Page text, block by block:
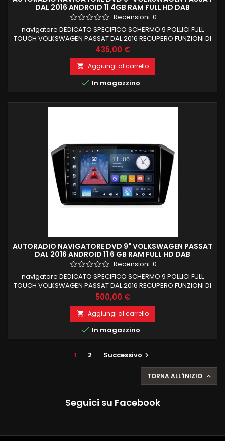
DAL 2016 ANDROID 11 4GB RAM FULL HD DAB
Recensioni: 0
navigatore DEDICATO SPECIFICO SCHERMO 9 POLLICI FULL
TOUCH VOLKSWAGEN PASSAT DAL 2016 RECUPERO FUNZIONI DI
BORDO PROCESSORE OCTACORE 4 GB RAM 64 GB ROM
ANDROID 11 carplay e android auto integrati wireless
FUNZIONE MIRRORLINK COMPATIBILE MODULO DAB+WIFI
INTEGRATO BLUETOOTH INTEGRATO ingresso camera e aux
Prezzo
435,00 €
 Aggiungi al carrello
 In magazzino
AUTORADIO NAVIGATORE DVD 9" VOLKSWAGEN PASSAT
DAL 2016 ANDROID 11 6 GB RAM FULL HD DAB
Recensioni: 0
navigatore DEDICATO SPECIFICO SCHERMO 9 POLLICI FULL
TOUCH VOLKSWAGEN PASSAT DAL 2016 RECUPERO FUNZIONI DI
BORDO PROCESSORE OCTACORE 6 GB RAM 128 GB ROM
ANDROID 11 carplay e android auto integrati wireless
FUNZIONE MIRRORLINK COMPATIBILE MODULO DAB+WIFI
INTEGRATO BLUETOOTH INTEGRATO ingresso camera e aux
Prezzo
500,00 €
 Aggiungi al carrello
 In magazzino
1 2 Successivo 
TORNA ALL'INIZIO 
Seguici su Facebook